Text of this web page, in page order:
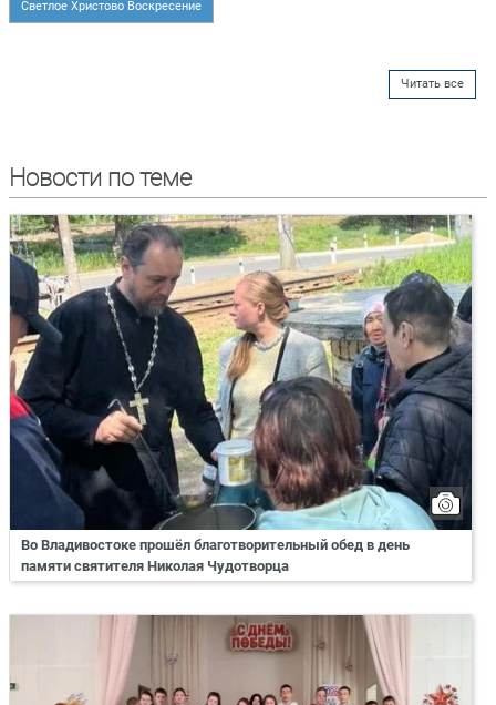
Светлое Христово Воскресение
Читать все
Новости по теме
Во Владивостоке прошёл благотворительный обед в день
памяти святителя Николая Чудотворца